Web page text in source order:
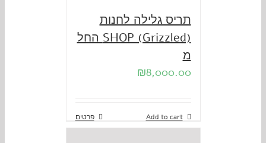
תריס גלילה לחנות
SHOP (Grizzled) החל
מ
₪8,000.00
Add to cart פרטים